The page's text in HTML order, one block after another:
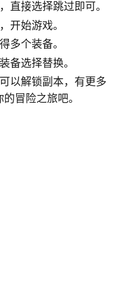
直接选择跳过即可。
开始游戏。
多个装备。
备选择替换。
以解锁副本，有更多
冒险之旅吧。